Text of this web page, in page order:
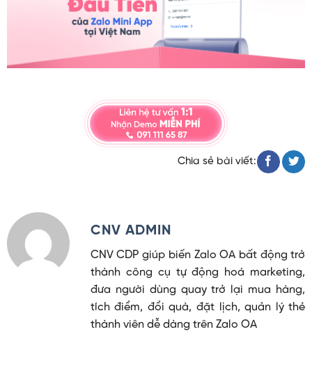
Chia sẻ bài viết:
CNV ADMIN
CNV CDP giúp biến Zalo OA bất động trở
thành công cụ tự động hoá marketing,
đưa người dùng quay trở lại mua hàng,
tích điểm, đổi quà, đặt lịch, quản lý thẻ
thành viên dễ dàng trên Zalo OA